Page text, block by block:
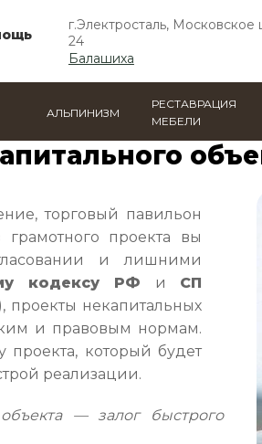
г.Электросталь, Московское
24
Балашиха
АЛЬПИНИЗМ
РЕСТАВРАЦИЯ
МЕБЕЛИ
торговый павильон
проекта вы
и лишними
кодексу РФ и СП
проекты некапитальных
и правовым нормам.
проекта, который будет
реализации.
— залог быстрого